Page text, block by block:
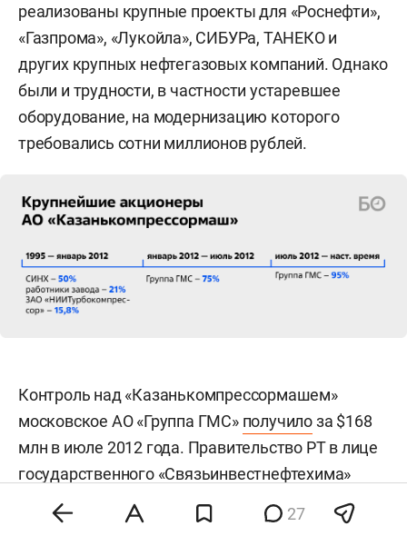
реализованы крупные проекты для «Роснефти»,
«Газпрома», «Лукойла», СИБУРа, ТАНЕКО и
других крупных нефтегазовых компаний. Однако
были и трудности, в частности устаревшее
оборудование, на модернизацию которого
требовались сотни миллионов рублей.
Контроль над «Казанькомпрессормашем»
московское АО «Группа ГМС» получилоза $168
млн в июле 2012 года. Правительство РТ в лице
государственного «Связьинвестнефтехима»
продало компании с украинскими корнями весь
пакет акций, а право «золотой акции», ранее
27